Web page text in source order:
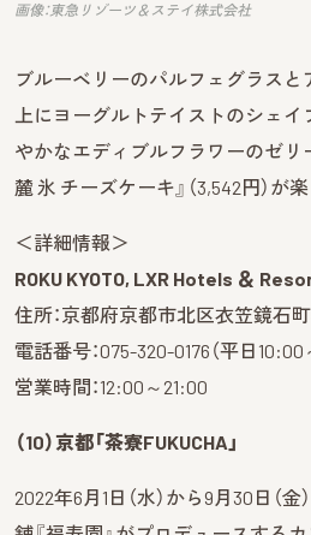
画像：東急リゾーツ＆ステイ株式会社
ブルーベリーのパルフェグラス
上にヨーグルトテイストのシェイ
やかなエディブルフラワーのゼリ
麓 氷 チーズケーキ』（3,542円）が
＜詳細情報＞
ROKU KYOTO, LXR Hotels ＆
住所：京都府京都市北区衣笠鏡石
電話番号：075-320-0176（平日10:00
営業時間：12:00～21:00
（10）京都「茶寮FUKUCHA」
2022年6月1日（水）から9月30日（